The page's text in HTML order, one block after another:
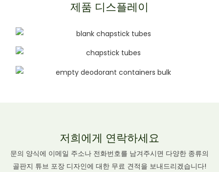
제품 디스플레이
저희에게 연락하세요
문의 양식에 이메일 주소나 전화번호를 남겨주시면 다양한 종류의
골판지 튜브 포장 디자인에 대한 무료 견적을 보내드리겠습니다!